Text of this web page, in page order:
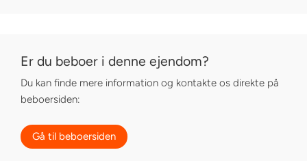
Er du beboer i denne ejendom?
Du kan finde mere information og kontakte os direkte på
beboersiden:
Gå til beboersiden